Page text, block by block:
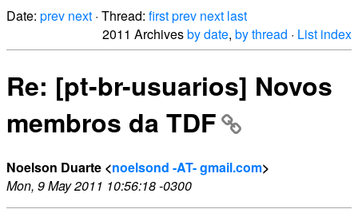
Date: prev next · Thread: firstprev next last
2011 Archivesby date, by thread · List index
Re: [pt-br-usuarios] Novos
membros da TDF
Noelson Duarte <noelsond -AT- gmail.com>
Mon, 9 May 2011 10:56:18 -0300